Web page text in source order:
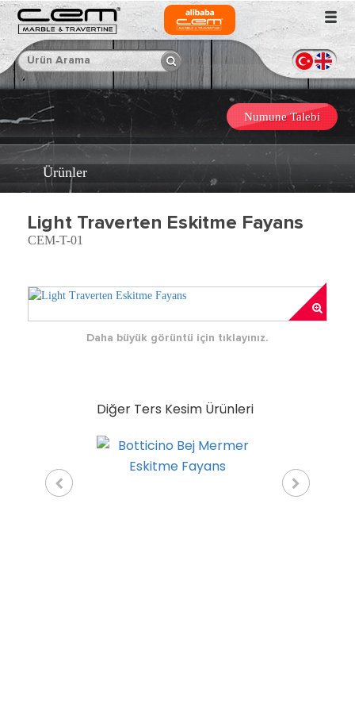
Numune Talebi
Ürünler
Light Traverten Eskitme Fayans
CEM-T-01
Daha büyük görüntü için tıklayınız.
Diğer Ters Kesim Ürünleri